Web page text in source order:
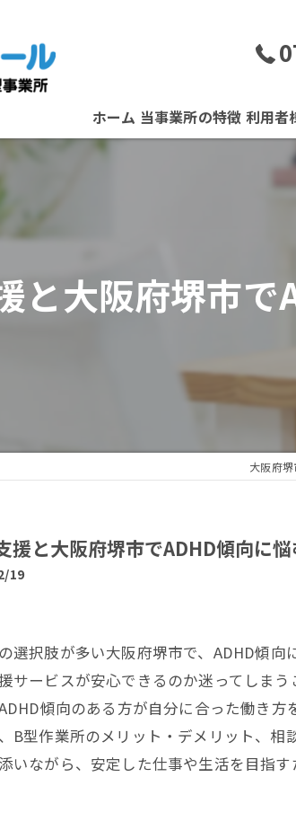
ホーム 当事業所の特徴
B型事業所
堺市の就労支援
利用者
と大阪府堺市
大阪府
援と大阪府堺市でADHD傾向に
19
選択肢が多い大阪府堺市で、ADHD傾
サービスが安心できるのか迷ってしま
傾向のある方が自分に合った働き
B型作業所のメリット・デメリット、
いながら、安定した仕事や生活を目指